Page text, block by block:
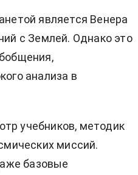
является Венера
с Землей. Однако это
анализа в
учебников, методик
миссий.
базовые